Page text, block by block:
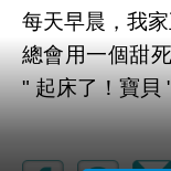
每天早晨，我
總會用一個甜
" 起床了！寶貝